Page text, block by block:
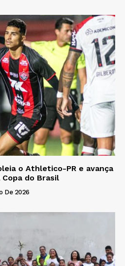
o Athletico-PR e avança
do Brasil
De 2026